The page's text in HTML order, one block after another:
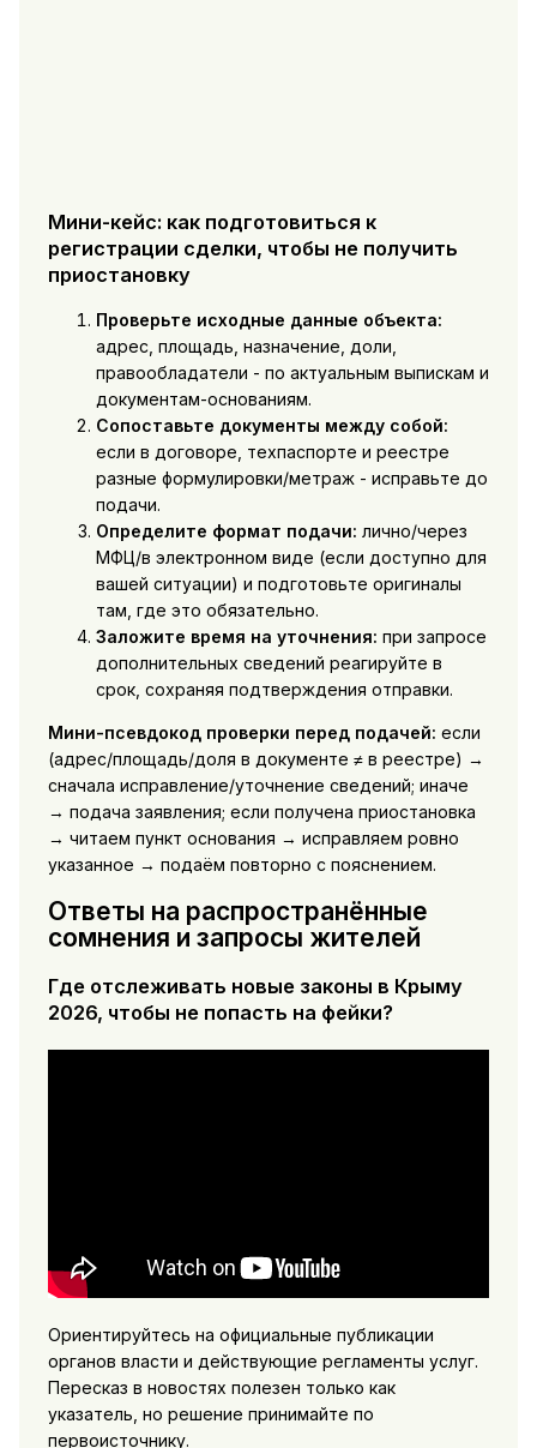
Мини-кейс: как подготовиться к
регистрации сделки, чтобы не получить
приостановку
Проверьте исходные данные объекта:
адрес, площадь, назначение, доли,
правообладатели - по актуальным выпискам и
документам-основаниям.
Сопоставьте документы между собой:
если в договоре, техпаспорте и реестре
разные формулировки/метраж - исправьте до
подачи.
Определите формат подачи: лично/через
МФЦ/в электронном виде (если доступно для
вашей ситуации) и подготовьте оригиналы
там, где это обязательно.
Заложите время на уточнения: при запросе
дополнительных сведений реагируйте в
срок, сохраняя подтверждения отправки.
Мини-псевдокод проверки перед подачей: если
(адрес/площадь/доля в документе ≠ в реестре) →
сначала исправление/уточнение сведений; иначе
→ подача заявления; если получена приостановка
→ читаем пункт основания → исправляем ровно
указанное → подаём повторно с пояснением.
Ответы на распространённые
сомнения и запросы жителей
Где отслеживать новые законы в Крыму
2026, чтобы не попасть на фейки?
Ориентируйтесь на официальные публикации
органов власти и действующие регламенты услуг.
Пересказ в новостях полезен только как
указатель, но решение принимайте по
первоисточнику.